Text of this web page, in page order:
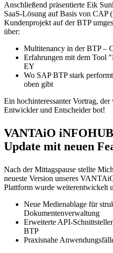
Anschließend präsentierte Eik
SaaS-Lösung auf Basis von CAP
Kundenprojekt auf der BTP
über:
Multitenancy in der BTP –
Erfahrungen mit dem Tool
EY
Wo SAP BTP stark
oben gibt
Ein hochinteressanter Vortrag,
Entwickler und Entscheider bot!
VANTAiO
Update mit neuen
Nach der Mittagspause stellte
neueste Version unseres
Plattform wurde weiterentwickelt
Neue Medienablage für
Dokumentenverwaltung
Erweiterte API-
BTP
Praxisnahe